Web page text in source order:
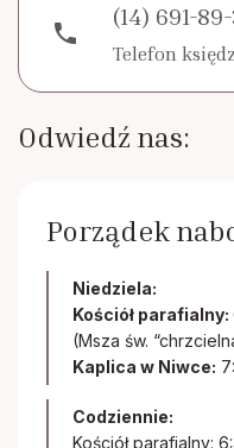
phone
(14) 691-
Telefon
Odwiedź nas:
Porządek
Niedziela:
Kościół parafialny:
(Msza św.
Kaplica w Niwce:
Codziennie:
Kościół parafialny: